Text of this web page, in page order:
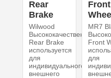
Rear
Brake
Wilwood
Высококачественный
Rear Brake
используется
для
индивидуального
внешнего
Front
Wheel
MR7
Front
для